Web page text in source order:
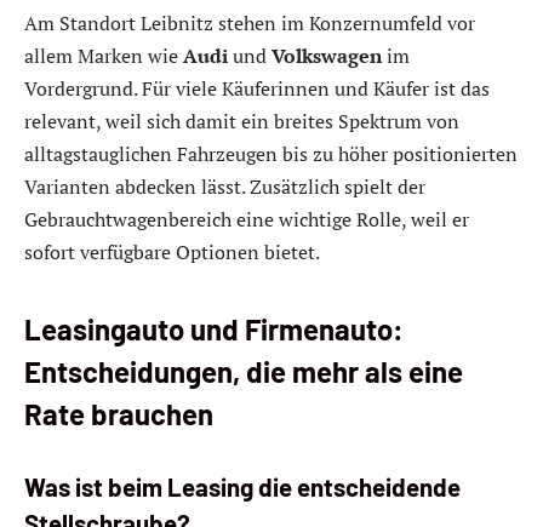
Am Standort Leibnitz stehen im Konzernumfeld vor
allem Marken wieAudiundVolkswagenim
Vordergrund. Für viele Käuferinnen und Käufer ist das
relevant, weil sich damit ein breites Spektrum von
alltagstauglichen Fahrzeugen bis zu höher positionierten
Varianten abdecken lässt. Zusätzlich spielt der
Gebrauchtwagenbereich eine wichtige Rolle, weil er
sofort verfügbare Optionen bietet.
Leasingauto und Firmenauto:
Entscheidungen, die mehr als eine
Rate brauchen
Was ist beim Leasing die entscheidende